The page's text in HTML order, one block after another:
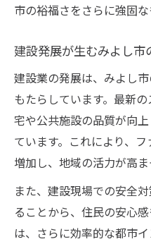
市の裕福さをさらに強固な
建設発展が生むみよし市
建設業の発展は、みよし
もたらしています。最新
宅や公共施設の品質が向
ています。これにより、
増加し、地域の活力が高ま
また、建設現場での安全
ることから、住民の安心
は、さらに効率的な都市